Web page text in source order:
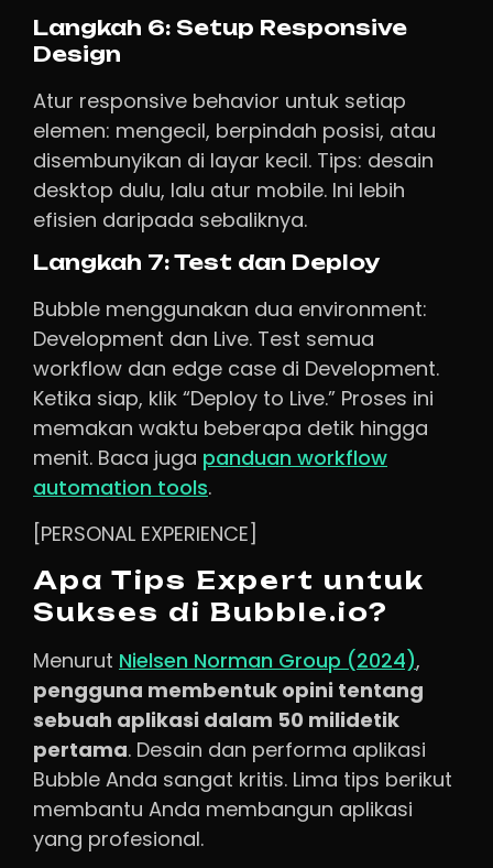
Langkah 6: Setup Responsive
Design
Atur responsive behavior untuk setiap
elemen: mengecil, berpindah posisi, atau
disembunyikan di layar kecil. Tips: desain
desktop dulu, lalu atur mobile. Ini lebih
efisien daripada sebaliknya.
Langkah 7: Test dan Deploy
Bubble menggunakan dua environment:
Development dan Live. Test semua
workflow dan edge case di Development.
Ketika siap, klik “Deploy to Live.” Proses ini
memakan waktu beberapa detik hingga
menit. Baca juga panduan workflow
automation tools.
[PERSONAL EXPERIENCE]
Apa Tips Expert untuk
Sukses di Bubble.io?
Menurut Nielsen Norman Group (2024),
pengguna membentuk opini tentang
sebuah aplikasi dalam 50 milidetik
pertama. Desain dan performa aplikasi
Bubble Anda sangat kritis. Lima tips berikut
membantu Anda membangun aplikasi
yang profesional.